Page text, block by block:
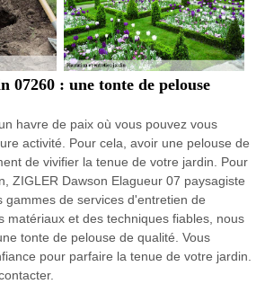
07260 : une tonte de pelouse
havre de paix où vous pouvez vous
activité. Pour cela, avoir une pelouse de
de vivifier la tenue de votre jardin. Pour
ZIGLER Dawson Elagueur 07 paysagiste
gammes de services d'entretien de
matériaux et des techniques fiables, nous
tonte de pelouse de qualité. Vous
pour parfaire la tenue de votre jardin.